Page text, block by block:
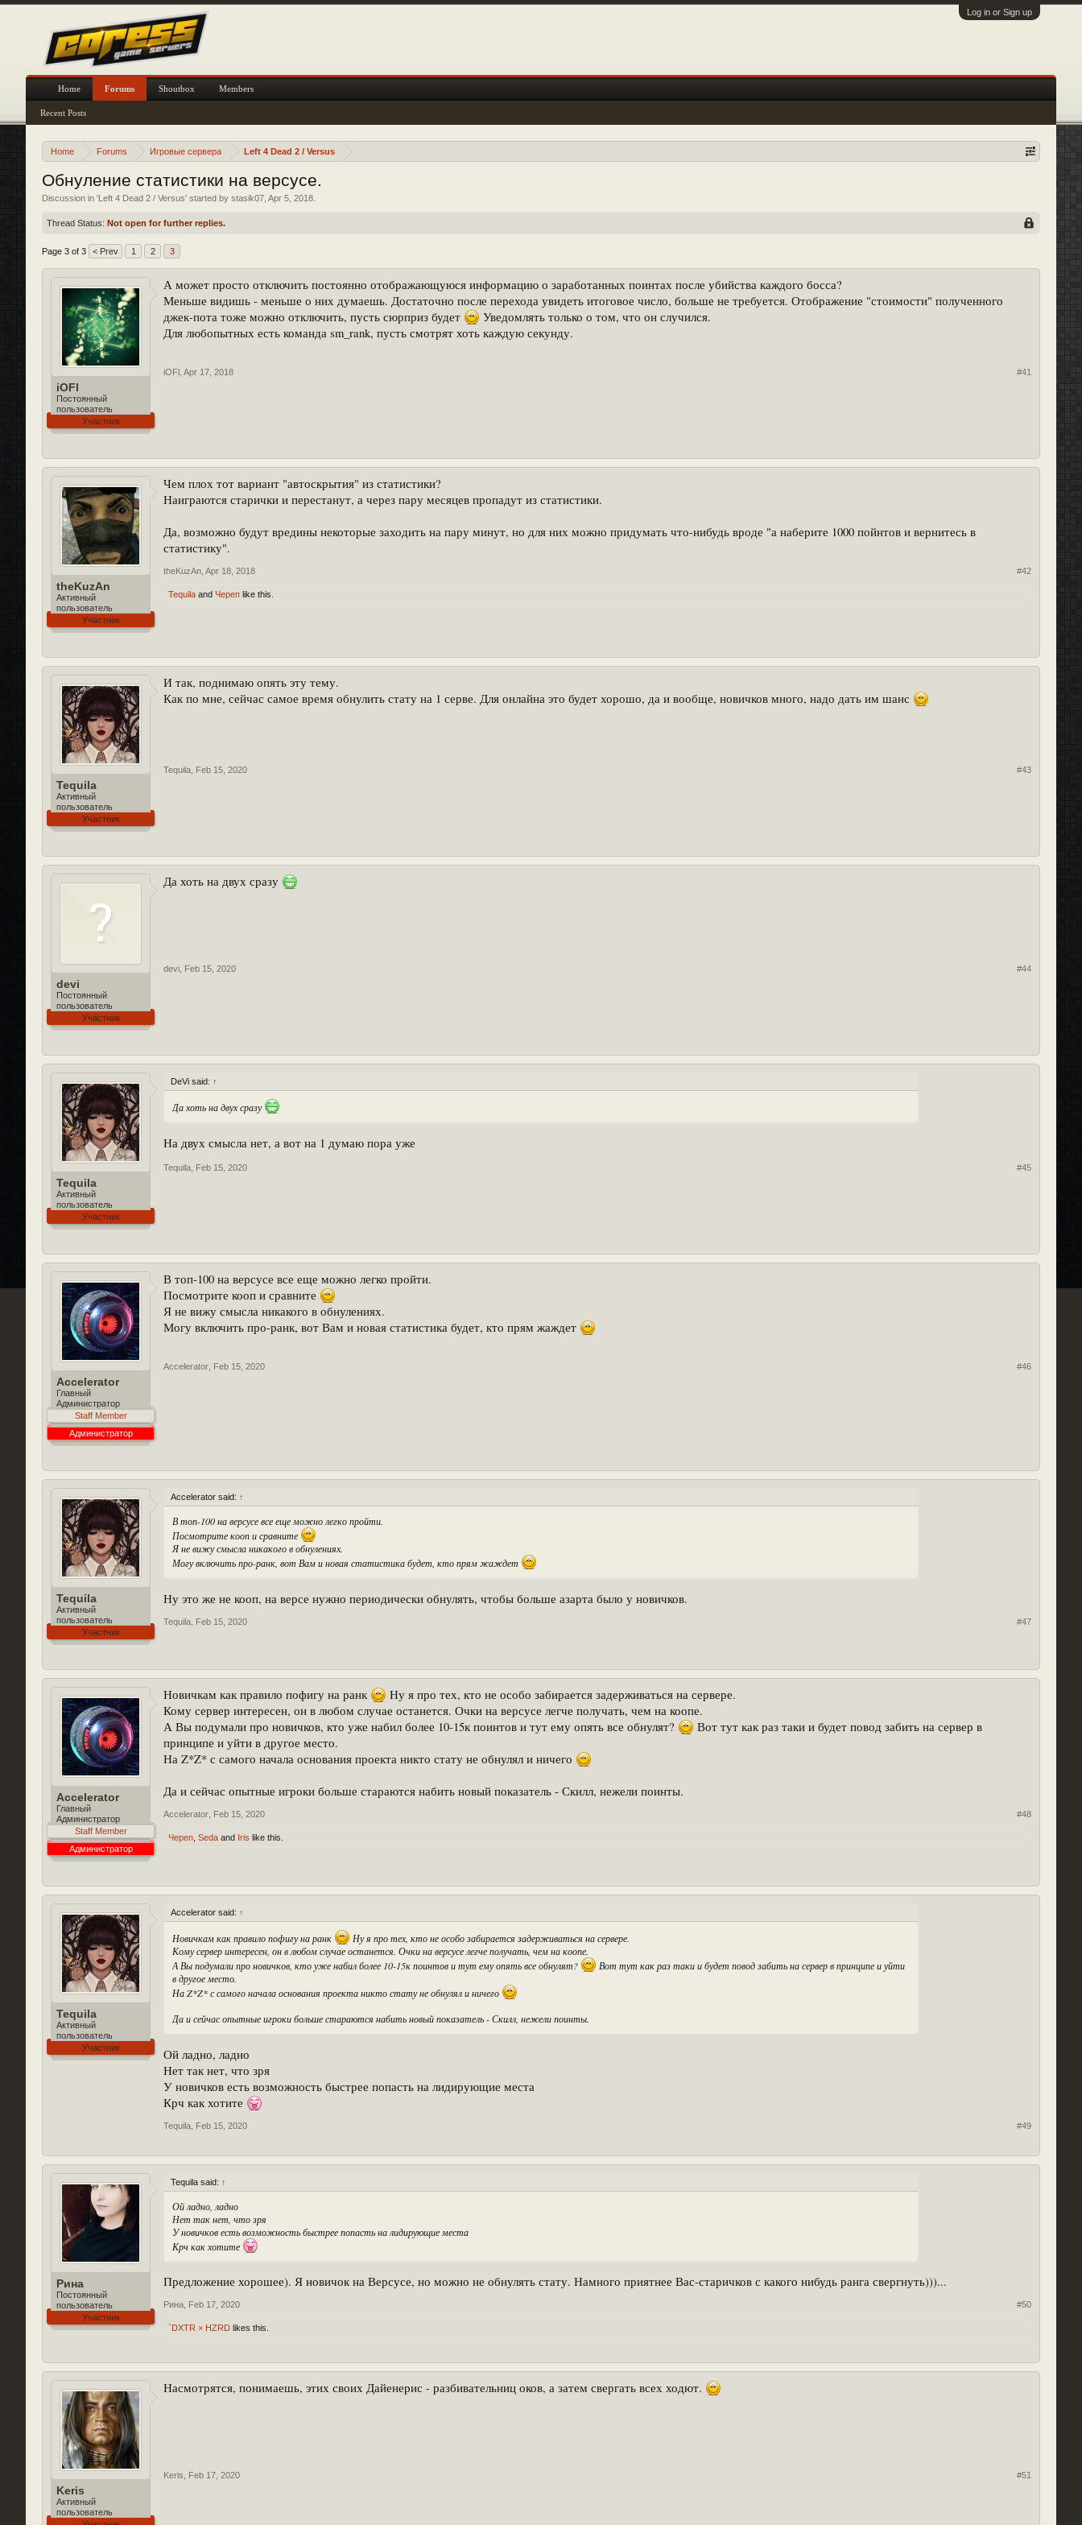
Log in or Sign up
Home Forums Игровые сервера Left 4 Dead 2 / Versus
Обнуление статистики на версусе.
Discussion in 'Left 4 Dead 2 / Versus' started by stasik07 Apr 5, 2018
Thread Status: Not open for further replies.
Page 3 of 3 < Prev 1 2 3
iOFl
Постоянный
пользователь
Участник
А может просто отключить постоянно отображающуюся информацию о заработанных поинтах после убийства каждого босса?
Меньше видишь - меньше о них думаешь. Достаточно после перехода увидеть итоговое число, больше не требуется. Отображение "стоимости" полученного
джек-пота тоже можно отключить, пусть сюрприз будет
Уведомлять только о том, что он случился.
Для любопытных есть команда sm_rank, пусть смотрят хоть каждую секунду.
iOFl Apr 17, 2018 #41
theKuzAn
Активный
пользователь
Участник
Чем плох тот вариант "автоскрытия" из статистики?
Наиграются старички и перестанут, а через пару месяцев пропадут из статистики.
Да, возможно будут вредины некоторые заходить на пару минут, но для них можно придумать что-нибудь вроде "а наберите 1000 пойнтов и вернитесь в
статистику".
theKuzAn Apr 18, 2018 #42
Tequila and Череп like this.
Tequila
Активный
пользователь
Участник
И так, поднимаю опять эту тему.
Как по мне, сейчас самое время обнулить стату на 1 серве. Для онлайна это будет хорошо, да и вообще, новичков много, надо дать им шанс
Tequila Feb 15, 2020 #43
devi
Постоянный
пользователь
Участник
Да хоть на двух сразу
devi Feb 15, 2020 #44
Tequila
Активный
пользователь
Участник
DeVi said: ↑
Да хоть на двух сразу
На двух смысла нет, а вот на 1 думаю пора уже
Tequila Feb 15, 2020 #45
Accelerator
Главный
Администратор
Staff Member
Администратор
В топ-100 на версусе все еще можно легко пройти.
Посмотрите кооп и сравните
Я не вижу смысла никакого в обнулениях.
Могу включить про-ранк, вот Вам и новая статистика будет, кто прям жаждет
Accelerator Feb 15, 2020 #46
Tequila
Активный
пользователь
Участник
Accelerator said: ↑
В топ-100 на версусе все еще можно легко пройти.
Посмотрите кооп и сравните
Я не вижу смысла никакого в обнулениях.
Могу включить про-ранк, вот Вам и новая статистика будет, кто прям жаждет
Ну это же не кооп, на версе нужно периодически обнулять, чтобы больше азарта было у новичков.
Tequila Feb 15, 2020 #47
Accelerator
Главный
Администратор
Staff Member
Администратор
Новичкам как правило пофигу на ранк
Ну я про тех, кто не особо забирается задерживаться на сервере.
Кому сервер интересен, он в любом случае останется. Очки на версусе легче получать, чем на коопе.
А Вы подумали про новичков, кто уже набил более 10-15к поинтов и тут ему опять все обнулят?
Вот тут как раз таки и будет повод забить на сервер в
принципе и уйти в другое место.
На Z*Z* с самого начала основания проекта никто стату не обнулял и ничего
Да и сейчас опытные игроки больше стараются набить новый показатель - Скилл, нежели поинты.
Accelerator Feb 15, 2020 #48
Череп Seda and Iris like this.
Tequila
Активный
пользователь
Участник
Accelerator said: ↑
Новичкам как правило пофигу на ранк
Ну я про тех, кто не особо забирается задерживаться на сервере.
Кому сервер интересен, он в любом случае останется. Очки на версусе легче получать, чем на коопе.
А Вы подумали про новичков, кто уже набил более 10-15к поинтов и тут ему опять все обнулят?
Вот тут как раз таки и будет повод забить на сервер в принципе и уйти
в другое место.
На Z*Z* с самого начала основания проекта никто стату не обнулял и ничего
Да и сейчас опытные игроки больше стараются набить новый показатель - Скилл, нежели поинты.
Ой ладно, ладно
Нет так нет, что зря
У новичков есть возможность быстрее попасть на лидирующие места
Крч как хотите
Tequila Feb 15, 2020 #49
Рина
Постоянный
пользователь
Участник
Tequila said: ↑
Ой ладно, ладно
Нет так нет, что зря
У новичков есть возможность быстрее попасть на лидирующие места
Крч как хотите
Предложение хорошее). Я новичок на Версусе, но можно не обнулять стату. Намного приятнее Вас-старичков с какого нибудь ранга свергнуть)))...
Рина Feb 17, 2020 #50
`DXTR × HZRD likes this.
Keris
Активный
пользователь
Насмотрятся, понимаешь, этих своих Дайенерис - разбивательниц оков, а затем свергать всех ходют.
Keris Feb 17, 2020 #51
Home Forums
Recent Posts
Shoutbox Members